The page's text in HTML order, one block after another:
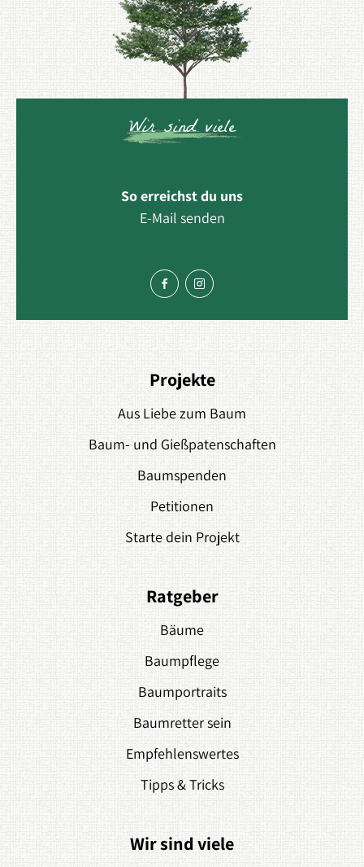
Wir sind viele
So erreichst du uns
E-Mail senden
Projekte
Aus Liebe zum Baum
Baum- und Gießpatenschaften
Baumspenden
Petitionen
Starte dein Projekt
Ratgeber
Bäume
Baumpflege
Baumportraits
Baumretter sein
Empfehlenswertes
Tipps & Tricks
Wir sind viele